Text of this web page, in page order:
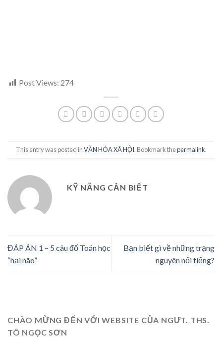
Post Views: 274
This entry was posted inVĂN HÓA XÃ HỘI. Bookmark thepermalink.
KỸ NĂNG CẦN BIẾT
ĐÁP ÁN 1 – 5 câu đố Toán học
“hại não”
Bạn biết gì về những trạng
nguyên nổi tiếng?
CHÀO MỪNG ĐẾN VỚI WEBSITE CỦA NGƯT. THS.
TÔ NGỌC SƠN